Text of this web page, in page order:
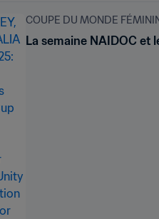
COUPE DU MONDE
La semaine NAIDOC